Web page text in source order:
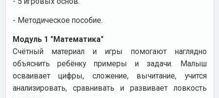
- Методическое пособие.
Модуль 1 "Математика"
Счётный материал и игры помогают наглядно
объяснить ребёнку примеры и задачи. Малыш
осваивает цифры, сложение, вычитание, учится
анализировать, сравнивать и развивает ловкость